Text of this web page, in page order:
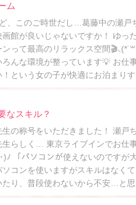
ム
、このご時世だし…葛藤中の瀬戸
館が良いじゃないですか！ ゆっ
ンって最高のリラックス空間
ろんな環境が整っています💡 お仕
という女の子が快適にお泊まりす
なスキル？
生の称号をいただきました！ 瀬
生らしく… 東京ライブインでお仕
)ﾉ 「パソコンが使えないのですが
ソコンを使いますがスキルはな
り、普段使わないから不安…と思